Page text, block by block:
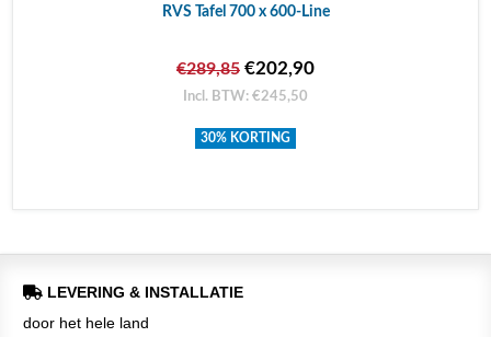
RVS Tafel 700 x 600-Line
€289,85 €202,90
Incl. BTW: €245,50
30% KORTING
LEVERING & INSTALLATIE
door het hele land